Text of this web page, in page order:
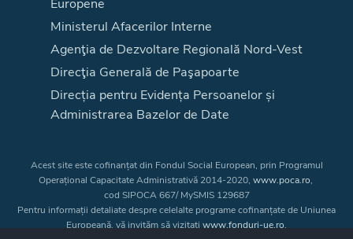
Europene
Ministerul Afacerilor Interne
Agenţia de Dezvoltare Regională Nord-Vest
Direcţia Generală de Paşapoarte
Direcția pentru Evidența Persoanelor și
Administrarea Bazelor de Date
Acest site este cofinanțat din Fondul Social European, prin Programul
Operațional Capacitate Administrativă 2014-2020, www.poca.ro,
cod SIPOCA 667/ MySMIS 129687
Pentru informații detaliate despre celelalte programe cofinanțate de Uniunea
Europeană, vă invităm să vizitați www.fonduri-ue.ro.